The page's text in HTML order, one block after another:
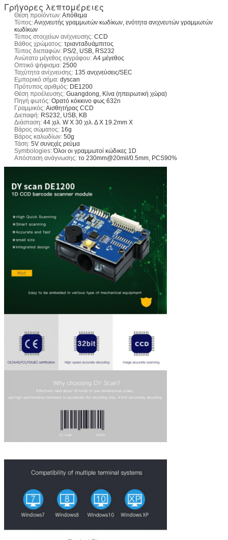
Γρήγορες λεπτομέρειες
Θέση προϊόντων:Απόθεμα
Τύπος:Ανιχνευτής γραμμωτών κωδίκων, ενότητα ανιχνευτών γραμμωτών
κωδίκων
Τύπος στοιχείων ανίχνευσης: CCD
Βάθος χρώματος: τριανταδυάμπιτος
Τύπος διεπαφών: PS/2, USB, RS232
Ανώτατο μέγεθος εγγράφου: A4 μέγεθος
Οπτικό ψήφισμα: 2500
Ταχύτητα ανίχνευσης: 135 ανιχνεύσεις/SEC
Εμπορικό σήμα: dyscan
Πρότυπος αριθμός: DE1200
Θέση προέλευσης: Guangdong, Κίνα (ηπειρωτική χώρα)
Πηγή φωτός: Ορατό κόκκινο φως 632n
Γραμμικός:Αισθητήρας CCD
Διεπαφή: RS232, USB, KB
Διάσταση: 44 χιλ. W Χ 30 χιλ. Δ Χ 19.2mm Χ
Βάρος σώματος: 16g
Βάρος καλωδίων: 50g
Τάση: 5V συνεχές ρεύμα
Symbologies: Όλοι οι γραμμωτοί κώδικες 1D
Απόσταση ανάγνωσης: το 230mm@20mil/0.5mm, PCS90%